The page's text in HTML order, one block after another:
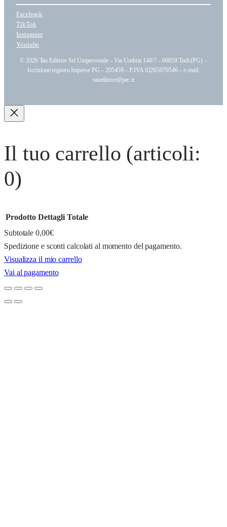
Facebook
TikTok
Instagram
Youtube
© 2026 Tau Editrice Srl Unipersonale – Via Umbria 148/7 – 06059 Todi (PG) –
Iscrizione registro Imprese PG – 205459 – P.IVA 02265070546 – e-mail:
taueditrice@pec.it
Il tuo carrello (articoli:
0)
Prodotti
nel
carrello
Prodotto Dettagli Totale
Subtotale0,00€
Spedizione e sconti calcolati al momento del pagamento.
Visualizza il mio carrello
Vai al pagamento